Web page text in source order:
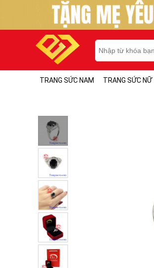
TRANG SỨC NAM TRANG SỨC NỮ